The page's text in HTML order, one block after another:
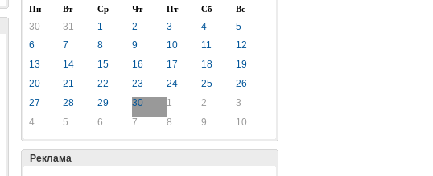
Пн Вт Ср Чт Пт Сб Вс
30 31 1 2 3 4
5
6
7 8 9 10 11
12
13
14 15 16 17 18
19
20
21 22 23 24 25
26
27
28 29 30 1 2
3
4
5 6 7 8 9 10
Реклама